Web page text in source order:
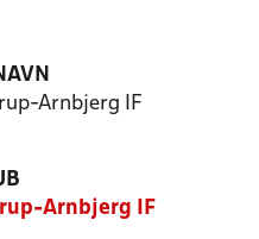
Arnbjerg IF
Arnbjerg IF